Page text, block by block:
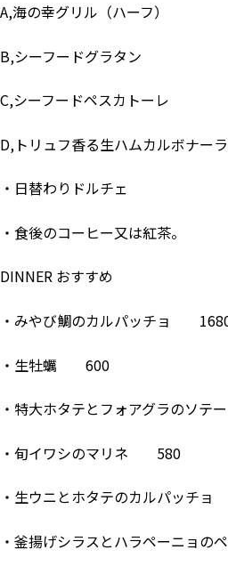
A,海の幸グリル（ハーフ）
B,シーフードグラタン
C,シーフードペスカトーレ
D,トリュフ香る生ハムカルボナーラ
・日替わりドルチェ
・食後のコーヒー又は紅茶。
DINNER おすすめ
・みやび鯛のカルパッチョ
・生牡蠣 600
・特大ホタテとフォアグラの
・旬イワシのマリネ 580
・生ウニとホタテのカルパッチ
・釜揚げシラスとハラペーニョ